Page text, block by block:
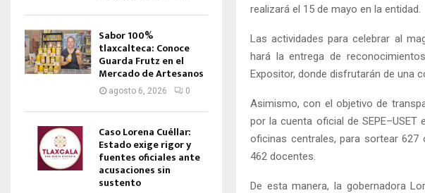
realizará el 15 de mayo en la entidad.
Las actividades para celebrar al
hará la entrega de
Expositor, donde disfrutarán de una
Asimismo, con el objetivo de
por la cuenta oficial de SEPE–USET
oficinas centrales, para sortear 627
462 docentes.
De esta manera, la gobernadora
Sabor 100%
tlaxcalteca: Conoce
Guarda Frutz en el
Mercado de Artesanos
agosto 6, 2026 0
Caso Lorena Cuéllar:
Estado exige rigor y
fuentes oficiales ante
acusaciones sin
sustento